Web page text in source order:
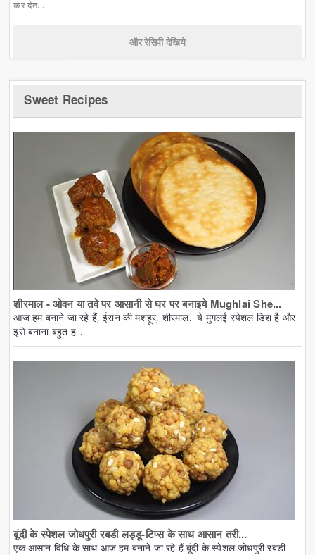
कर देत...
और रेसिपी देखिये
Sweet Recipes
शीरमाल - ओवन या तवे पर आसानी से घर पर बनाइये Mughlai She...
आज हम बनाने जा रहे हैं, ईरान की मशहूर, शीरमाल. ये मुगलई स्पेशल डिश है और
इसे बनाना बहुत ह...
बूंदी के स्पेशल जोधपुरी रबडी लड्डू-टिप्स के साथ आसान तरी...
एक आसान विधि के साथ आज हम बनाने जा रहे हैं बूंदी के स्पेशल जोधपुरी रबडी